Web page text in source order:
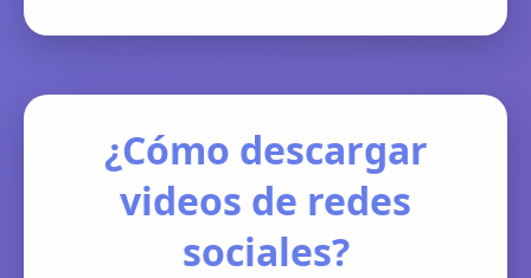
¿Cómo descargar
videos de redes
sociales?